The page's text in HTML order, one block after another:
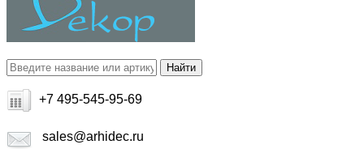
+7 495-545-95-69
sales@arhidec.ru